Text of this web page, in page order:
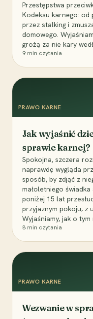
Przestępstwa
Kodeksu karnego: od
przez stalking i
domowego.
grożą za nie kary
9 min czytania
PRAWO KARNE
Jak wyjaśnić
sprawie karnej?
Spokojna, szczera
naprawdę wygląda
sposób, by zdjąć z
małoletniego
poniżej 15 lat
przyjaznym pokoju, z
Wyjaśniamy, jak o
8 min czytania
PRAWO KARNE
Wezwanie w